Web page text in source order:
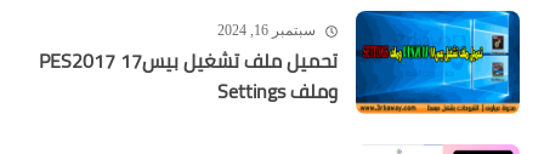
سبتمبر 16, 2024
تحميل ملف تشغيل بيس17 PES2017
وملف Settings